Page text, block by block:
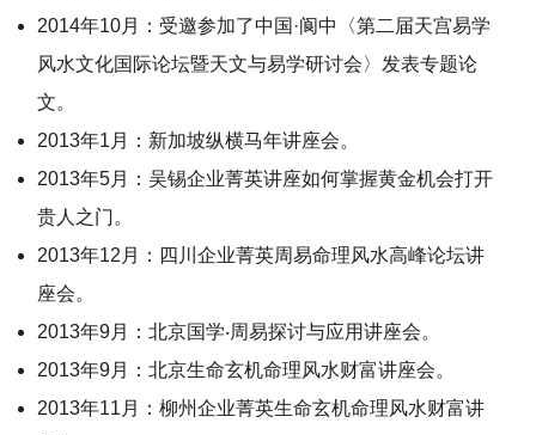
2014年10月：受邀参加了中国·阆中〈第二届天宫易学
风水文化国际论坛暨天文与易学研讨会〉发表专题论
文。
2013年1月：新加坡纵横马年讲座会。
2013年5月：吴锡企业菁英讲座如何掌握黄金机会打开
贵人之门。
2013年12月：四川企业菁英周易命理风水高峰论坛讲
座会。
2013年9月：北京国学‧周易探讨与应用讲座会。
2013年9月：北京生命玄机命理风水财富讲座会。
2013年11月：柳州企业菁英生命玄机命理风水财富讲